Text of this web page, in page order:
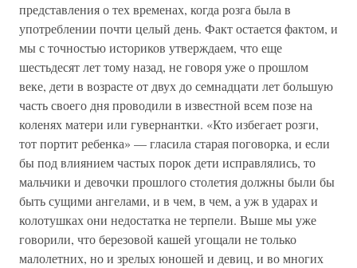
представления о тех временах, когда розга была в
употреблении почти целый день. Факт остается фактом, и
мы с точностью историков утверждаем, что еще
шестьдесят лет тому назад, не говоря уже о прошлом
веке, дети в возрасте от двух до семнадцати лет большую
часть своего дня проводили в известной всем позе на
коленях матери или гувернантки. «Кто избегает розги,
тот портит ребенка» — гласила старая поговорка, и если
бы под влиянием частых порок дети исправлялись, то
мальчики и девочки прошлого столетия должны были бы
быть сущими ангелами, и в чем, в чем, а уж в ударах и
колотушках они недостатка не терпели. Выше мы уже
говорили, что березовой кашей угощали не только
малолетних, но и зрелых юношей и девиц, и во многих